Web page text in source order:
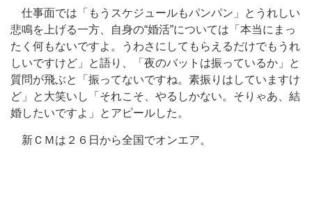
仕事面では「もうスケジュールもパンパン」とうれしい
悲鳴を上げる一方、自身の“婚活”については「本当にまっ
たく何もないですよ。うわさにしてもらえるだけでもうれ
しいですけど」と語り、「夜のバットは振っているか」と
質問が飛ぶと「振ってないですね。素振りはしていますけ
ど」と大笑いし「それこそ、やるしかない。そりゃあ、結
婚したいですよ」とアピールした。
新ＣＭは２６日から全国でオンエア。